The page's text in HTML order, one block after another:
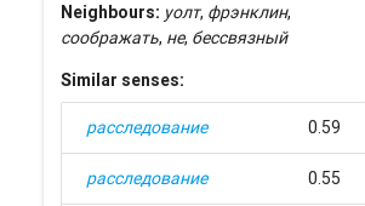
Neighbours: уолт, фрэнклин,
соображать, не, бессвязный
Similar senses:
расследование 0.59
расследование 0.55